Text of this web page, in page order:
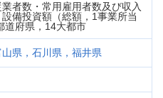
者数・常用雇用者数及び収入
備投資額（総額，1事業所当
道府県，14大都市
県，石川県，福井県